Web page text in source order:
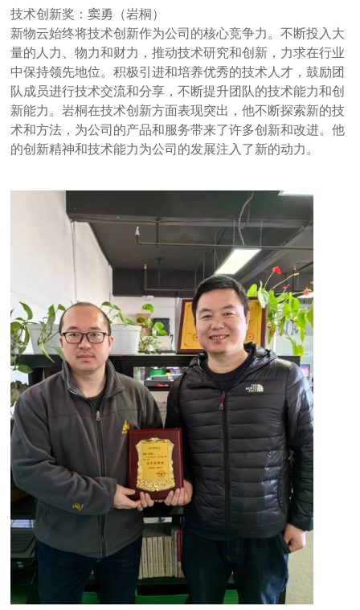
技术创新奖：窦勇（岩桐）
新物云始终将技术创新作为公司的核心竞争力。不断投入大
量的人力、物力和财力，推动技术研究和创新，力求在行业
中保持领先地位。积极引进和培养优秀的技术人才，鼓励团
队成员进行技术交流和分享，不断提升团队的技术能力和创
新能力。岩桐在技术创新方面表现突出，他不断探索新的技
术和方法，为公司的产品和服务带来了许多创新和改进。他
的创新精神和技术能力为公司的发展注入了新的动力。